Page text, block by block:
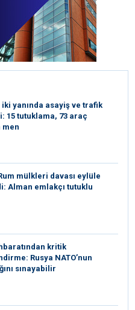
iki yanında asayiş ve trafik
15 tutuklama, 73 araç
men
Rum mülkleri davası eylüle
Alman emlakçı tutuklu
kritik
Rusya NATO’nun
sınayabilir